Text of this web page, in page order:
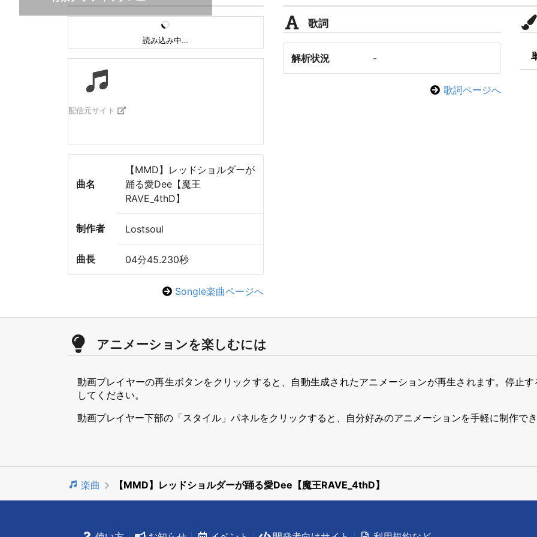
読み込み中…
配信元サイト
曲名
【MMD】レッドショルダーが
踊る愛Dee【魔王
RAVE_4thD】
制作者 Lostsoul
曲長 04分45.230秒
Songle楽曲ページへ
歌詞
解析状況 -
歌詞ページへ
アニメーションを楽しむには
動画プレイヤーの再生ボタンをクリックすると、自動生成されたアニメーションが再生されます。停止
してください。
動画プレイヤー下部の「スタイル」パネルをクリックすると、自分好みのアニメーションを手軽に制作でき
楽曲 【MMD】レッドショルダーが踊る愛Dee【魔王RAVE_4thD】